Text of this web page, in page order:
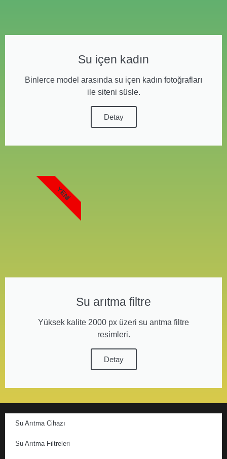
Su içen kadın
Binlerce model arasında su içen kadın fotoğrafları
ile siteni süsle.
Detay
Su arıtma filtre
Yüksek kalite 2000 px üzeri su arıtma filtre
resimleri.
Detay
YENI
Su Arıtma Cihazı
Su Arıtma Filtreleri